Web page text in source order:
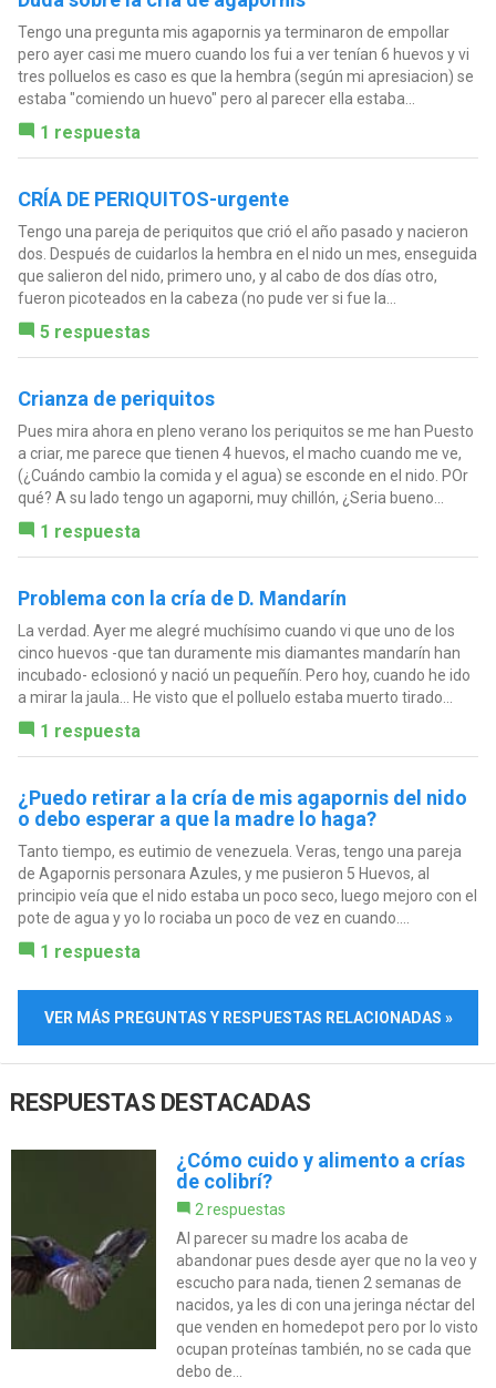
Tengo una pregunta mis agapornis ya terminaron de empollar
pero ayer casi me muero cuando los fui a ver tenían 6 huevos y vi
tres polluelos es caso es que la hembra (según mi apresiacion) se
estaba "comiendo un huevo" pero al parecer ella estaba...
1 respuesta
CRÍA DE PERIQUITOS-urgente
Tengo una pareja de periquitos que crió el año pasado y nacieron
dos. Después de cuidarlos la hembra en el nido un mes, enseguida
que salieron del nido, primero uno, y al cabo de dos días otro,
fueron picoteados en la cabeza (no pude ver si fue la...
5 respuestas
Crianza de periquitos
Pues mira ahora en pleno verano los periquitos se me han Puesto
a criar, me parece que tienen 4 huevos, el macho cuando me ve,
(¿Cuándo cambio la comida y el agua) se esconde en el nido. POr
qué? A su lado tengo un agaporni, muy chillón, ¿Seria bueno...
1 respuesta
Problema con la cría de D. Mandarín
La verdad. Ayer me alegré muchísimo cuando vi que uno de los
cinco huevos -que tan duramente mis diamantes mandarín han
incubado- eclosionó y nació un pequeñín. Pero hoy, cuando he ido
a mirar la jaula... He visto que el polluelo estaba muerto tirado...
1 respuesta
¿Puedo retirar a la cría de mis agapornis del nido
o debo esperar a que la madre lo haga?
Tanto tiempo, es eutimio de venezuela. Veras, tengo una pareja
de Agapornis personara Azules, y me pusieron 5 Huevos, al
principio veía que el nido estaba un poco seco, luego mejoro con el
pote de agua y yo lo rociaba un poco de vez en cuando....
1 respuesta
VER MÁS PREGUNTAS Y RESPUESTAS RELACIONADAS »
RESPUESTAS DESTACADAS
¿Cómo cuido y alimento a crías
de colibrí?
2 respuestas
Al parecer su madre los acaba de
abandonar pues desde ayer que no la veo y
escucho para nada, tienen 2 semanas de
nacidos, ya les di con una jeringa néctar del
que venden en homedepot pero por lo visto
ocupan proteínas también, no se cada que
debo de...